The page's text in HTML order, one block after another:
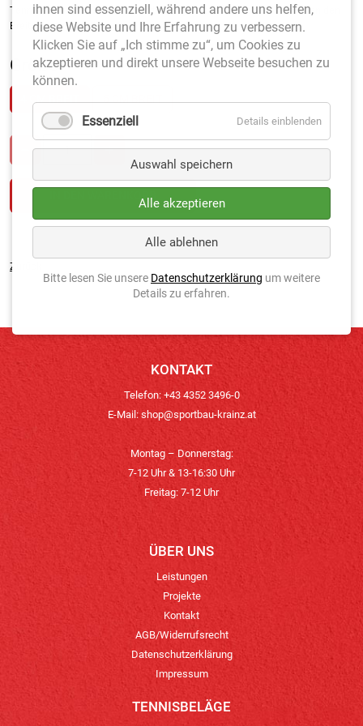
Tennislinien Speziala bzw. Court Plus gedacht. Wählen Sie zwischen den
Breiten 4 cm und 5 cm.
Größe*
Zurück
KONTAKT
Telefon: +43 4352 3496-0
E-Mail:shop@sportbau-krainz.at
Montag – Donnerstag:
7-12 Uhr & 13-16:30 Uhr
Freitag: 7-12 Uhr
ÜBER UNS
Leistungen
Projekte
Kontakt
AGB/Widerrufsrecht
Datenschutzerklärung
Impressum
TENNISBELÄGE
ihnen sind essenziell, während andere uns helfen,
diese Website und Ihre Erfahrung zu verbessern.
Klicken Sie auf „Ich stimme zu“, um Cookies zu
akzeptieren und direkt unsere Webseite besuchen zu
können.
Essenziell Details einblenden
Auswahl speichern
Alle akzeptieren
Alle ablehnen
Bitte lesen Sie unsere Datenschutzerklärung um weitere
Details zu erfahren.